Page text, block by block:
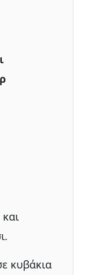
κυβάκια